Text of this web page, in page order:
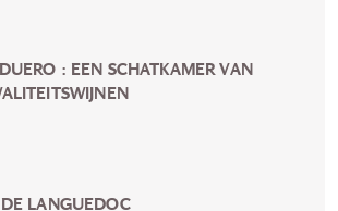
: EEN SCHATKAMER VAN
LANGUEDOC